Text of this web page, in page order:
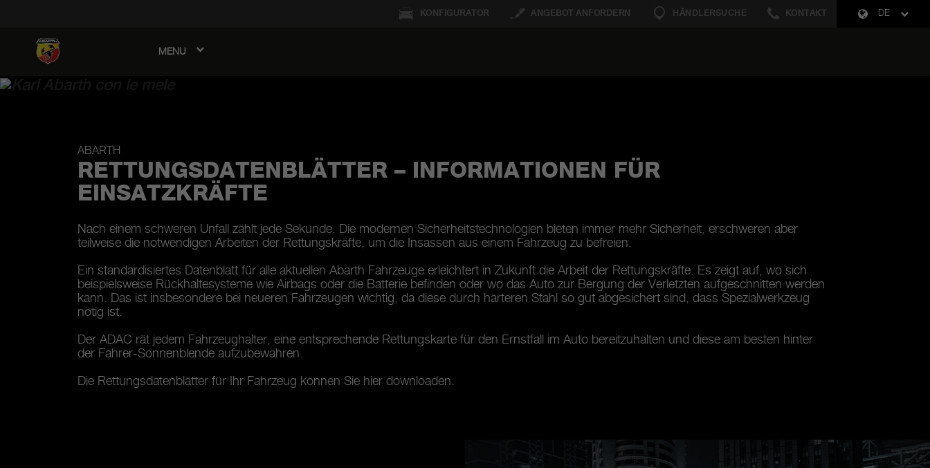
KONFIGURATOR ANGEBOT ANFORDERN HÄNDLERSUCHE KONTAKT DE
MENU
ABARTH
RETTUNGSDATENBLÄTTER – INFORMATIONEN FÜR
EINSATZKRÄFTE
Nach einem schweren Unfall zählt jede Sekunde. Die modernen Sicherheitstechnologien bieten immer mehr Sicherheit, erschweren aber
teilweise die notwendigen Arbeiten der Rettungskräfte, um die Insassen aus einem Fahrzeug zu befreien.
Ein standardisiertes Datenblatt für alle aktuellen Abarth Fahrzeuge erleichtert in Zukunft die Arbeit der Rettungskräfte. Es zeigt auf, wo sich
beispielsweise Rückhaltesysteme wie Airbags oder die Batterie befinden oder wo das Auto zur Bergung der Verletzten aufgeschnitten werden
kann. Das ist insbesondere bei neueren Fahrzeugen wichtig, da diese durch härteren Stahl so gut abgesichert sind, dass Spezialwerkzeug
nötig ist.
Der ADAC rät jedem Fahrzeughalter, eine entsprechende Rettungskarte für den Ernstfall im Auto bereitzuhalten und diese am besten hinter
der Fahrer-Sonnenblende aufzubewahren.
Die Rettungsdatenblätter für Ihr Fahrzeug können Sie hier downloaden.